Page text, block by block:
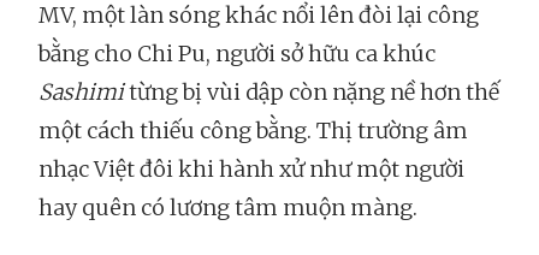
MV, một làn sóng khác nổi lên đòi lại công
bằng cho Chi Pu, người sở hữu ca khúc
Sashimitừng bị vùi dập còn nặng nề hơn thế
một cách thiếu công bằng. Thị trường âm
nhạc Việt đôi khi hành xử như một người
hay quên có lương tâm muộn màng.